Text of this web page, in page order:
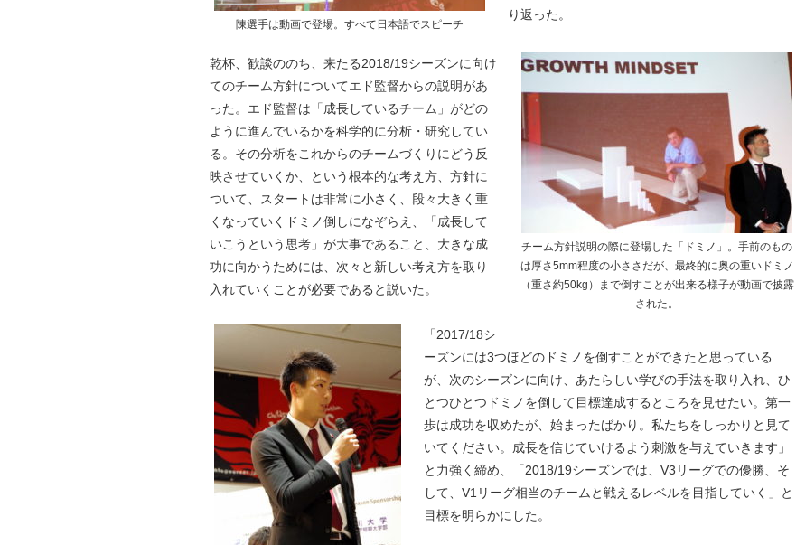
陳選手は動画で登場。すべて日本語でスピーチ
り返った。
チーム方針説明の際に登場した「ドミノ」。手前のもの
は厚さ5mm程度の小ささだが、最終的に奥の重いドミノ
（重さ約50kg）まで倒すことが出来る様子が動画で披露
された。
乾杯、歓談ののち、来たる2018/19シーズンに向け
てのチーム方針についてエド監督からの説明があ
った。エド監督は「成長しているチーム」がどの
ように進んでいるかを科学的に分析・研究してい
る。その分析をこれからのチームづくりにどう反
映させていくか、という根本的な考え方、方針に
ついて、スタートは非常に小さく、段々大きく重
くなっていくドミノ倒しになぞらえ、「成長して
いこうという思考」が大事であること、大きな成
功に向かうためには、次々と新しい考え方を取り
入れていくことが必要であると説いた。
「2017/18シ
ーズンには3つほどのドミノを倒すことができたと思っている
が、次のシーズンに向け、あたらしい学びの手法を取り入れ、ひ
とつひとつドミノを倒して目標達成するところを見せたい。第一
歩は成功を収めたが、始まったばかり。私たちをしっかりと見て
いてください。成長を信じていけるよう刺激を与えていきます」
と力強く締め、「2018/19シーズンでは、V3リーグでの優勝、そ
して、V1リーグ相当のチームと戦えるレベルを目指していく」と
目標を明らかにした。